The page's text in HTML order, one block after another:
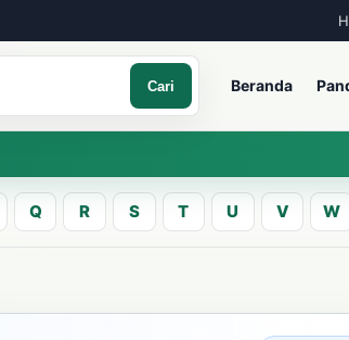
Cari Beranda
kata
Q R S T U V W